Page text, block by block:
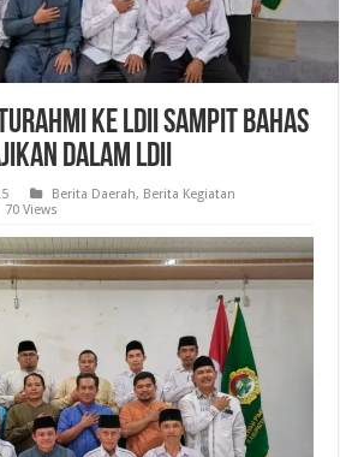
ke LDII Sampit Bahas
dalam LDII
Berita Daerah, Berita Kegiatan
70 Views